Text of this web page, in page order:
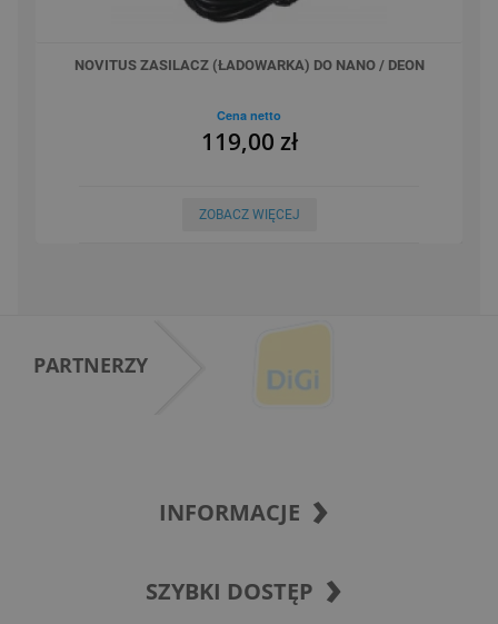
NOVITUS ZASILACZ (ŁADOWARKA) DO NANO / DEON
Cena netto
119,00 zł
ZOBACZ WIĘCEJ
PARTNERZY
INFORMACJE
SZYBKI DOSTĘP